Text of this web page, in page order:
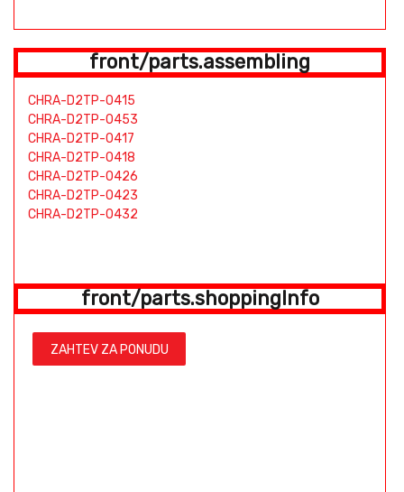
front/parts.assembling
CHRA-D2TP-0415
CHRA-D2TP-0453
CHRA-D2TP-0417
CHRA-D2TP-0418
CHRA-D2TP-0426
CHRA-D2TP-0423
CHRA-D2TP-0432
front/parts.shoppingInfo
ZAHTEV ZA PONUDU